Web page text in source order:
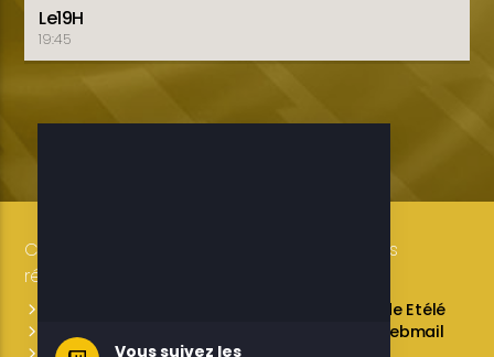
Le19H
19:45
Copyright 2019-2025 ETELE BENIN Tous droits
réservés / Conception: LUXE CONSULTING
L’équipe de Etélé
Service Commercial
Webmail
Vous suivez les